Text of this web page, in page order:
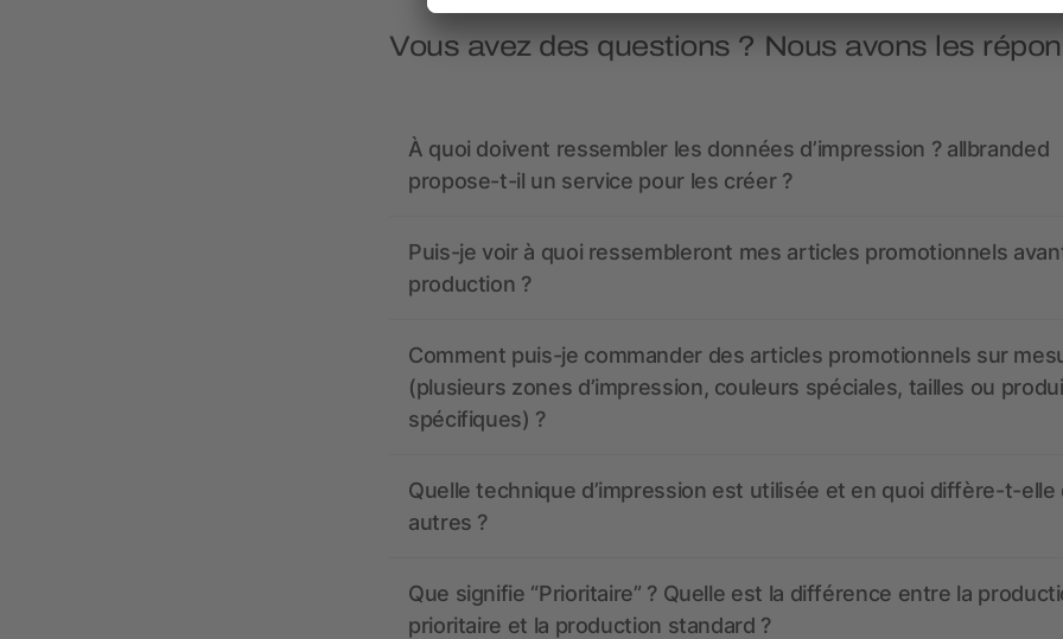
Vous avez des questions ? Nous avons les
À quoi doivent ressembler les données d’impression ? allbranded
propose-t-il un service pour les créer ?
Puis-je voir à quoi ressembleront mes articles promotionnels
production ?
Comment puis-je commander des articles promotionnels sur
(plusieurs zones d’impression, couleurs spéciales, tailles ou
spécifiques) ?
Quelle technique d’impression est utilisée et en quoi diffère-t-elle
autres ?
Que signifie “Prioritaire” ? Quelle est la différence entre la
prioritaire et la production standard ?